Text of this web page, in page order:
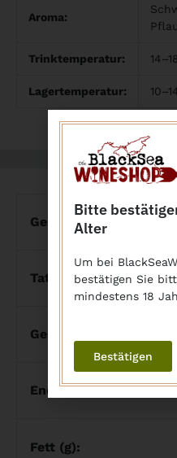
Aroma:
Trinktemperatur:
Lagertemperatur:
Gesamter
Tatsächlicher
Energie (kJ/kcal):
Fett (g):
Bitte
Alter
Um bei
bestätigen Sie
mindestens 18
Bestätigen